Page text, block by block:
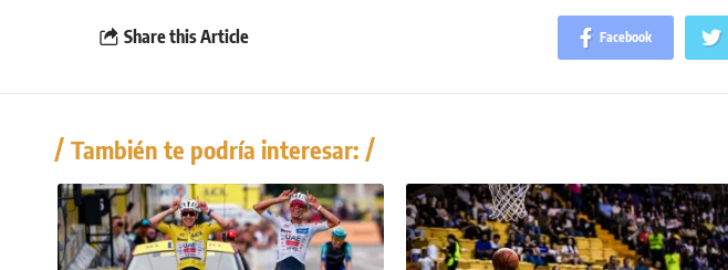
Share this Article Facebook
También te podría interesar: